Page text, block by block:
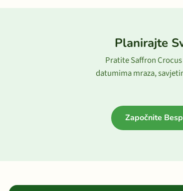
Planirajte
Pratite Saffron
datumima mraza,
Započnite